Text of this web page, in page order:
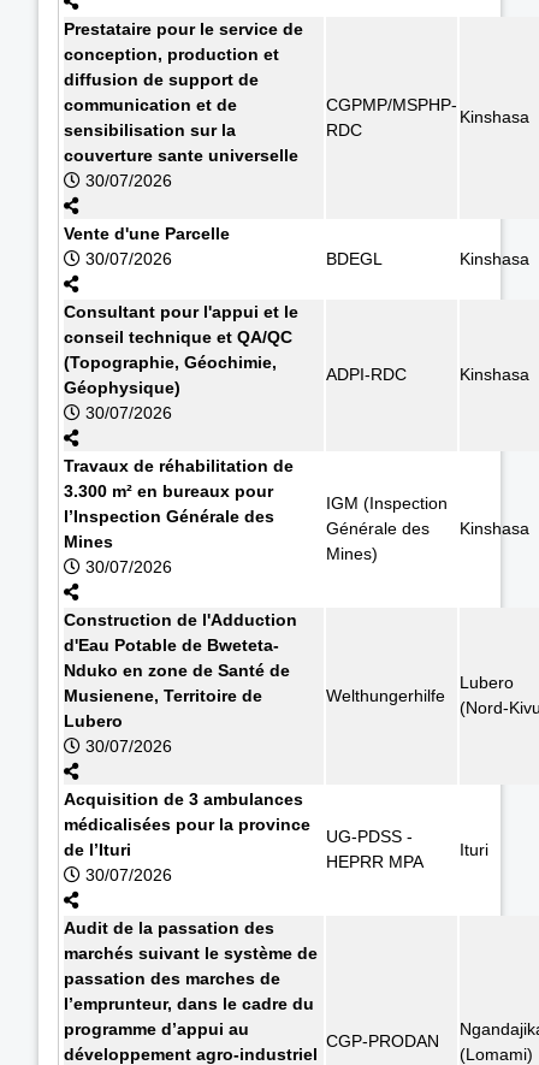
Prestataire pour le service de
conception, production et
diffusion de support de
communication et de
sensibilisation sur la
couverture sante universelle
30/07/2026
CGPMP/MSPHP-
RDC
Kinshasa
Vente d'une Parcelle
30/07/2026
BDEGL Kinshasa
Consultant pour l'appui et le
conseil technique et QA/QC
(Topographie, Géochimie,
Géophysique)
30/07/2026
ADPI-RDC Kinshasa
Travaux de réhabilitation de
3.300 m² en bureaux pour
l’Inspection Générale des
Mines
30/07/2026
IGM (Inspection
Générale des
Mines)
Kinshasa
Construction de l'Adduction
d'Eau Potable de Bweteta-
Nduko en zone de Santé de
Musienene, Territoire de
Lubero
30/07/2026
Welthungerhilfe
Lubero
(Nord-
Acquisition de 3 ambulances
médicalisées pour la province
de l’Ituri
30/07/2026
UG-PDSS -
HEPRR MPA
Ituri
Audit de la passation des
marchés suivant le système de
passation des marches de
l’emprunteur, dans le cadre du
programme d’appui au
développement agro-industriel
CGP-PRODAN
(Lomami)